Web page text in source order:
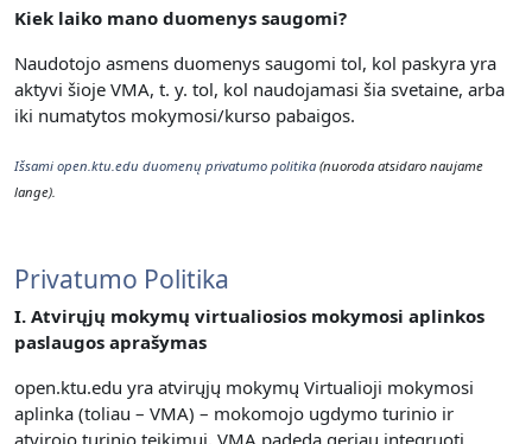
Kiek laiko mano duomenys saugomi?
Naudotojo asmens duomenys saugomi tol, kol paskyra yra
aktyvi šioje VMA, t. y. tol, kol naudojamasi šia svetaine, arba
iki numatytos mokymosi/kurso pabaigos.
Išsami open.ktu.edu duomenų privatumo politika (nuoroda atsidaro naujame
lange).
Privatumo Politika
I. Atvirųjų mokymų virtualiosios mokymosi aplinkos
paslaugos aprašymas
open.ktu.edu yra atvirųjų mokymų Virtualioji mokymosi
aplinka (toliau – VMA) – mokomojo ugdymo turinio ir
atvirojo turinio teikimui. VMA padeda geriau integruoti